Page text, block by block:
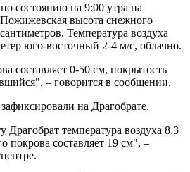
состоянию на 9:00 утра на
высота снежного
Температура воздуха
юго-восточный 2-4 м/с, облачно.
составляет 0-50 см, покрытость
– говорится в сообщении.
на Драгобрате.
Драгобрат температура воздуха 8,3
покрова составляет 19 см", –